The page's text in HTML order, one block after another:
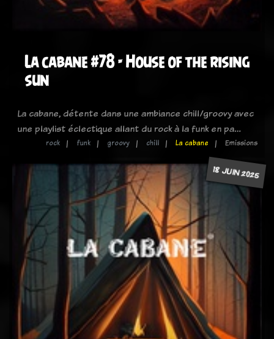
La cabane #78 - House of the rising
sun
La cabane, détente dans une ambiance chill/groovy avec
une playlist éclectique allant du rock à la funk en pa…
rock funk groovy chill La cabane Emissions
18 JUIN 2025